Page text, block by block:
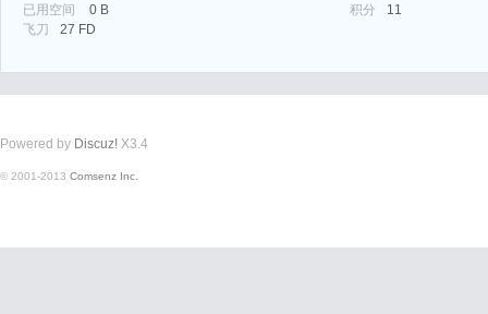
爱
已用空间
0 B 积分
11
飞刀
27 FD
Powered by Discuz! X3.4
© 2001-2013 Comsenz Inc.